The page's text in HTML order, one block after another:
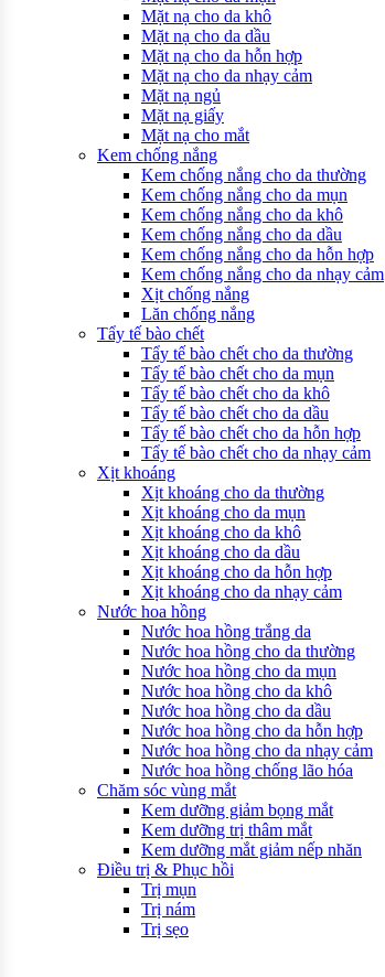
Mặt nạ cho da khô
Mặt nạ cho da dầu
Mặt nạ cho da hỗn hợp
Mặt nạ cho da nhạy cảm
Mặt nạ ngủ
Mặt nạ giấy
Mặt nạ cho mắt
Kem chống nắng
Kem chống nắng cho da thường
Kem chống nắng cho da mụn
Kem chống nắng cho da khô
Kem chống nắng cho da dầu
Kem chống nắng cho da hỗn hợp
Kem chống nắng cho da nhạy cảm
Xịt chống nắng
Lăn chống nắng
Tẩy tế bào chết
Tẩy tế bào chết cho da thường
Tẩy tế bào chết cho da mụn
Tẩy tế bào chết cho da khô
Tẩy tế bào chết cho da dầu
Tẩy tế bào chết cho da hỗn hợp
Tẩy tế bào chết cho da nhạy cảm
Xịt khoáng
Xịt khoáng cho da thường
Xịt khoáng cho da mụn
Xịt khoáng cho da khô
Xịt khoáng cho da dầu
Xịt khoáng cho da hỗn hợp
Xịt khoáng cho da nhạy cảm
Nước hoa hồng
Nước hoa hồng trắng da
Nước hoa hồng cho da thường
Nước hoa hồng cho da mụn
Nước hoa hồng cho da khô
Nước hoa hồng cho da dầu
Nước hoa hồng cho da hỗn hợp
Nước hoa hồng cho da nhạy cảm
Nước hoa hồng chống lão hóa
Chăm sóc vùng mắt
Kem dưỡng giảm bọng mắt
Kem dưỡng trị thâm mắt
Kem dưỡng mắt giảm nếp nhăn
Điều trị & Phục hồi
Trị mụn
Trị nám
Trị sẹo